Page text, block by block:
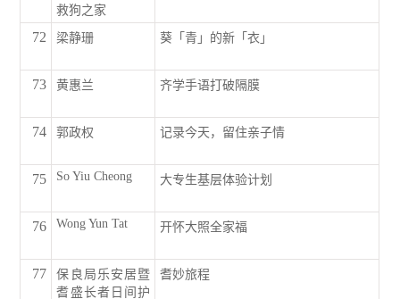
救狗之家
72 梁静珊 葵「青」的新「衣」
73 黄惠兰 齐学手语打破隔膜
74 郭政权 记录今天，留住亲子情
75 So Yiu Cheong 大专生基层体验计划
76 Wong Yun Tat 开怀大照全家福
77
保良局乐安居暨
耆盛长者日间护
耆妙旅程